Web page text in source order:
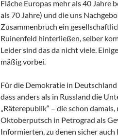
Fläche Europas mehr als 40
als 70 Jahre) und die uns
Zusammenbruch ein
Ruinenfeld hinterließen, selber
Leider sind das da nicht viele.
mäßig vorbei.
Für die Demokratie in
dass anders als in Russland die
„Räterepublik“ – die schon
Oktoberputsch in Petrograd als
Informierten, zu denen sicher